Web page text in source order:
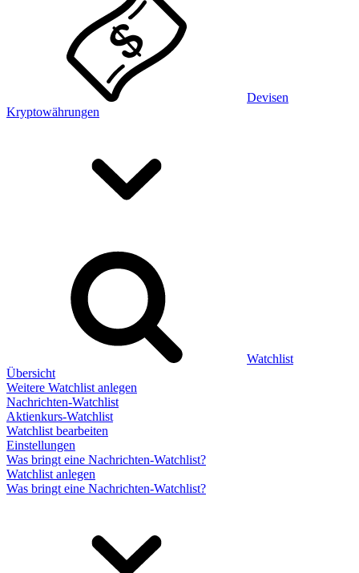
Devisen
Kryptowährungen
Watchlist
Übersicht
Weitere Watchlist anlegen
Nachrichten-Watchlist
Aktienkurs-Watchlist
Watchlist bearbeiten
Einstellungen
Was bringt eine Nachrichten-Watchlist?
Watchlist anlegen
Was bringt eine Nachrichten-Watchlist?